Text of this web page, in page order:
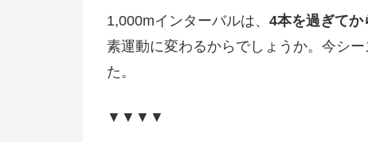
1,000mインターバルは、 4本を過ぎてか
素運動に変わるからでしょうか。今シ
た。
▼▼▼▼